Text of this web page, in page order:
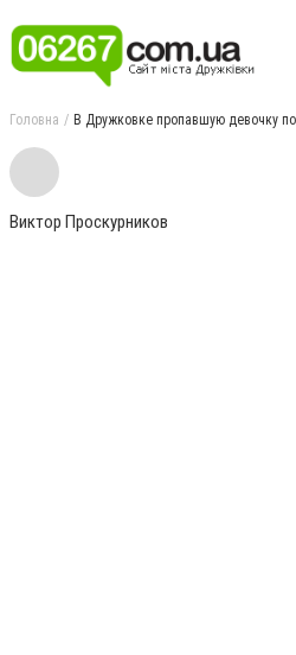
Головна В Дружковке пропавшую девочку
Виктор Проскурников